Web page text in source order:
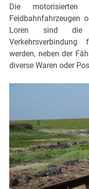
Die
Feldbahnfahrzeugen
Loren sind die
werden, neben der
diverse Waren oder